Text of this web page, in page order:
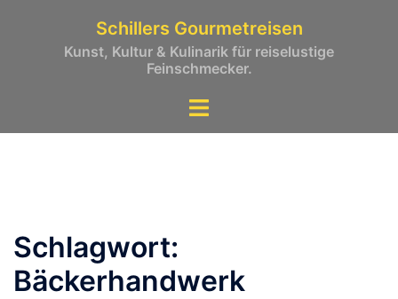
Schillers Gourmetreisen
Kunst, Kultur & Kulinarik für reiselustige
Feinschmecker.
Schlagwort:
Bäckerhandwerk